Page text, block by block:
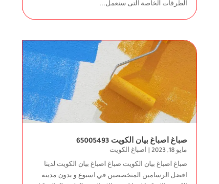
الطرقات الخاصة التى سنعمل...
صباغ اصباغ بيان الكويت 65005493
مايو 18, 2023 | اصباغ الكويت
صباغ اصباغ بيان الكويت صباغ اصباغ بيان الكويت لدينا
افضل الرسامين المتخصصين في اسبوع و بدون مدينه